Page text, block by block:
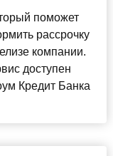
поможет
рассрочку
компании.
доступен
Кредит Банка